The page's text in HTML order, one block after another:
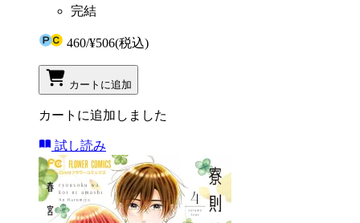
完結
460/¥506(税込)
カートに追加
カートに追加しました
試し読み